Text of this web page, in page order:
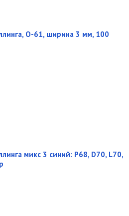
O-61, ширина 3 мм, 100
микс 3 синий: P68, D70, L70,